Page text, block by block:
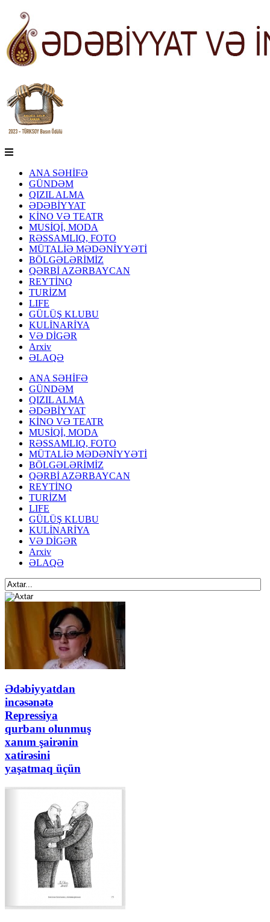
ANA SƏHİFƏ
GÜNDƏM
QIZIL ALMA
ƏDƏBİYYAT
KİNO VƏ TEATR
MUSİQİ, MODA
RƏSSAMLIQ, FOTO
MÜTALİƏ MƏDƏNİYYƏTİ
BÖLGƏLƏRİMİZ
QƏRBİ AZƏRBAYCAN
REYTİNQ
TURİZM
LIFE
GÜLÜŞ KLUBU
KULİNARİYA
VƏ DİGƏR
Arxiv
ƏLAQƏ
ANA SƏHİFƏ
GÜNDƏM
QIZIL ALMA
ƏDƏBİYYAT
KİNO VƏ TEATR
MUSİQİ, MODA
RƏSSAMLIQ, FOTO
MÜTALİƏ MƏDƏNİYYƏTİ
BÖLGƏLƏRİMİZ
QƏRBİ AZƏRBAYCAN
REYTİNQ
TURİZM
LIFE
GÜLÜŞ KLUBU
KULİNARİYA
VƏ DİGƏR
Arxiv
ƏLAQƏ
Ədəbiyyatdan
incəsənətə
Repressiya
qurbanı olunmuş
xanım şairənin
xatirəsini
yaşatmaq üçün